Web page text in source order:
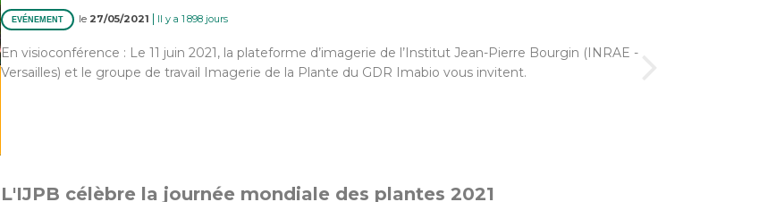
EVÉNEMENT le 27/05/2021 | Il y a 1 898 jours
En visioconférence : Le 11 juin 2021, la plateforme d’imagerie de l’Institut Jean-Pierre Bourgin (INRAE -
Versailles) et le groupe de travail Imagerie de la Plante du GDR Imabio vous invitent.
L'IJPB célèbre la journée mondiale des plantes 2021